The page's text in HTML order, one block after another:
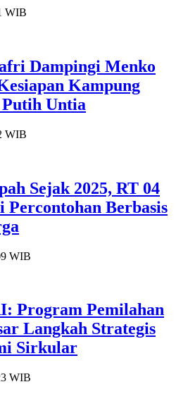
WIB
Dampingi Menko
Kampung
Untia
WIB
Sejak 2025, RT 04
Percontohan Berbasis
WIB
Program Pemilahan
Langkah Strategis
Sirkular
WIB